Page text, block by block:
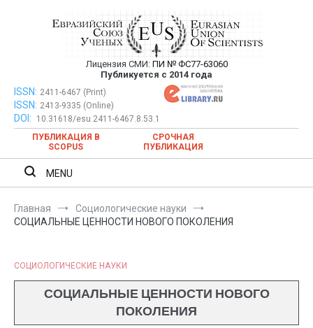
Евразийский Союз Ученых —
публикация научных статей в
ежемесячном научном журнале
Лицензия СМИ: ПИ № ФС77-63060
Публикуется с 2014 года
Евразийский Союз Ученых — публикация научных статей в
ежемесячном научном журнале
ISSN: 2411-6467 (Print)
ISSN: 2413-9335 (Online)
DOI:
10.31618/esu.2411-6467.8.53.1
ПУБЛИКАЦИЯ В
SCOPUS
СРОЧНАЯ
ПУБЛИКАЦИЯ
MENU
Главная
Социологические науки
СОЦИАЛЬНЫЕ ЦЕННОСТИ НОВОГО ПОКОЛЕНИЯ
СОЦИОЛОГИЧЕСКИЕ НАУКИ
СОЦИАЛЬНЫЕ ЦЕННОСТИ НОВОГО
ПОКОЛЕНИЯ